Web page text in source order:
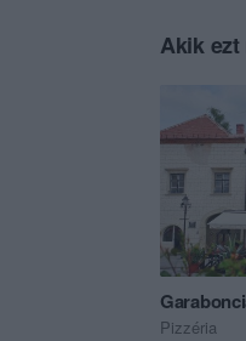
Akik ezt
Pizzéria